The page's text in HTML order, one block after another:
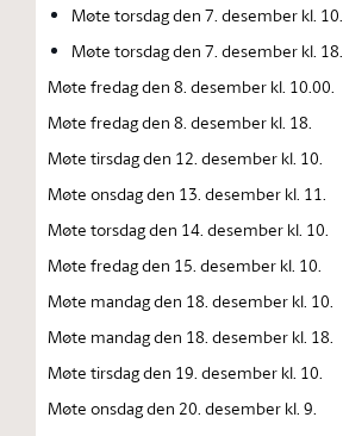
Møte torsdag den 7. desember kl. 10.
Møte torsdag den 7. desember kl. 18.
Møte fredag den 8. desember kl. 10.00.
Møte fredag den 8. desember kl. 18.
Møte tirsdag den 12. desember kl. 10.
Møte onsdag den 13. desember kl. 11.
Møte torsdag den 14. desember kl. 10.
Møte fredag den 15. desember kl. 10.
Møte mandag den 18. desember kl. 10.
Møte mandag den 18. desember kl. 18.
Møte tirsdag den 19. desember kl. 10.
Møte onsdag den 20. desember kl. 9.